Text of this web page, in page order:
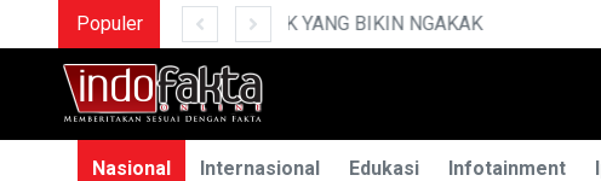
Populer MENGUAK RAHASIA ILMU
Nasional Internasional Edukasi Infotainment